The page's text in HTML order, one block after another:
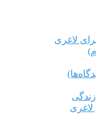
لاغری